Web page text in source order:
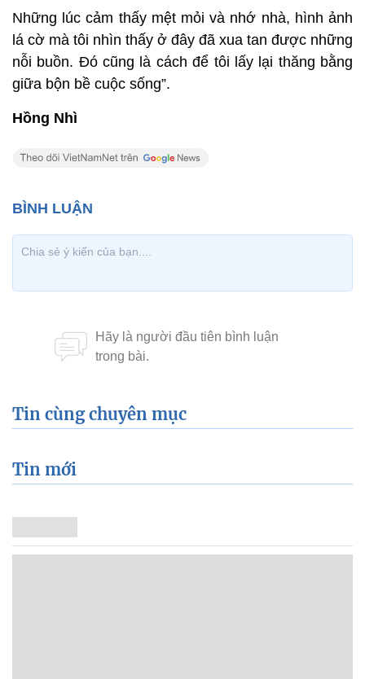
Những lúc cảm thấy mệt mỏi và nhớ nhà, hình ảnh
lá cờ mà tôi nhìn thấy ở đây đã xua tan được những
nỗi buồn. Đó cũng là cách để tôi lấy lại thăng bằng
giữa bộn bề cuộc sống”.
Hồng Nhì
Tin cùng chuyên mục
Tin mới